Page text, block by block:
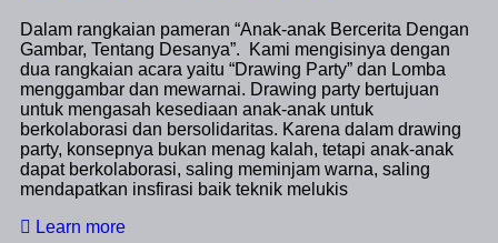
Dalam rangkaian pameran “Anak-anak Bercerita Dengan
Gambar, Tentang Desanya”. Kami mengisinya dengan
dua rangkaian acara yaitu “Drawing Party” dan Lomba
menggambar dan mewarnai. Drawing party bertujuan
untuk mengasah kesediaan anak-anak untuk
berkolaborasi dan bersolidaritas. Karena dalam drawing
party, konsepnya bukan menag kalah, tetapi anak-anak
dapat berkolaborasi, saling meminjam warna, saling
mendapatkan insfirasi baik teknik melukis
Learn more